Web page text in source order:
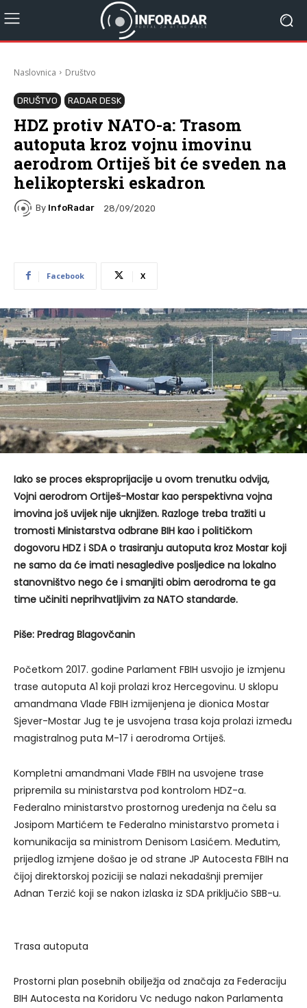
Naslovnica Društvo
DRUŠTVO RADAR DESK
HDZ protiv NATO-a: Trasom
autoputa kroz vojnu imovinu
aerodrom Ortiješ bit će sveden na
helikopterski eskadron
By InfoRadar 28/09/2020
Facebook X
Iako se proces eksproprijacije u ovom trenutku odvija,
Vojni aerodrom Ortiješ-Mostar kao perspektivna vojna
imovina još uvijek nije uknjižen. Razloge treba tražiti u
tromosti Ministarstva odbrane BIH kao i političkom
dogovoru HDZ i SDA o trasiranju autoputa kroz Mostar koji
ne samo da će imati nesagledive posljedice na lokalno
stanovništvo nego će i smanjiti obim aerodroma te ga
time učiniti neprihvatljivim za NATO standarde.
Piše: Predrag Blagovčanin
Početkom 2017. godine Parlament FBIH usvojio je izmjenu
trase autoputa A1 koji prolazi kroz Hercegovinu. U sklopu
amandmana Vlade FBIH izmijenjena je dionica Mostar
Sjever-Mostar Jug te je usvojena trasa koja prolazi između
magistralnog puta M-17 i aerodroma Ortiješ.
Kompletni amandmani Vlade FBIH na usvojene trase
pripremila su ministarstva pod kontrolom HDZ-a.
Federalno ministarstvo prostornog uređenja na čelu sa
Josipom Martićem te Federalno ministarstvo prometa i
komunikacija sa ministrom Denisom Lasićem. Međutim,
prijedlog izmjene došao je od strane JP Autocesta FBIH na
čijoj direktorskoj poziciji se nalazi nekadašnji premijer
Adnan Terzić koji se nakon izlaska iz SDA priključio SBB-u.
Trasa autoputa
Prostorni plan posebnih obilježja od značaja za Federaciju
BIH Autocesta na Koridoru Vc nedugo nakon Parlamenta